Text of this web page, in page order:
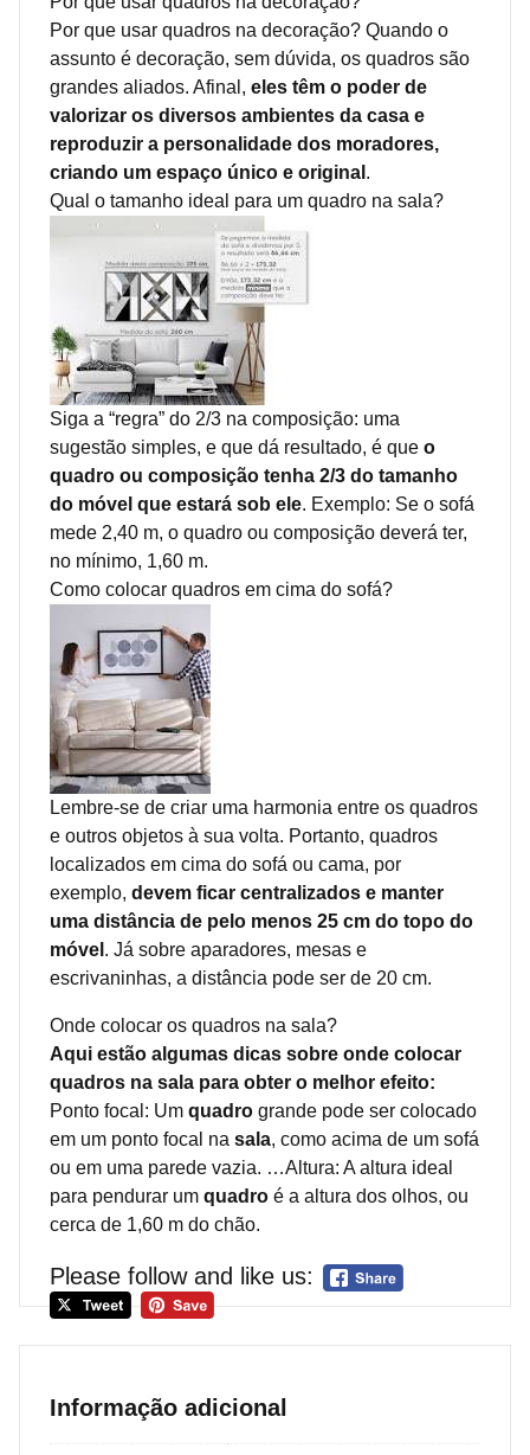
Por que usar quadros na decoração? Quando o
assunto é decoração, sem dúvida, os quadros são
grandes aliados. Afinal, eles têm o poder de
valorizar os diversos ambientes da casa e
reproduzir a personalidade dos moradores,
criando um espaço único e original .
Qual o tamanho ideal para um quadro na sala?
Siga a “regra” do 2/3 na composição: uma
sugestão simples, e que dá resultado, é que o
quadro ou composição tenha 2/3 do tamanho
do móvel que estará sob ele. Exemplo: Se o sofá
mede 2,40 m, o quadro ou composição deverá ter,
no mínimo, 1,60 m.
Como colocar quadros em cima do sofá?
Lembre-se de criar uma harmonia entre os quadros
e outros objetos à sua volta. Portanto, quadros
localizados em cima do sofá ou cama, por
exemplo, devem ficar centralizados e manter
uma distância de pelo menos 25 cm do topo do
móvel . Já sobre aparadores, mesas e
escrivaninhas, a distância pode ser de 20 cm.
Onde colocar os quadros na sala?
Aqui estão algumas dicas sobre onde colocar
quadros na sala para obter o melhor efeito:
Ponto focal: Um quadro grande pode ser colocado
em um ponto focal na sala, como acima de um sofá
ou em uma parede vazia. …Altura: A altura ideal
para pendurar um quadro é a altura dos olhos, ou
cerca de 1,60 m do chão.
Please follow and like us:
Informação adicional